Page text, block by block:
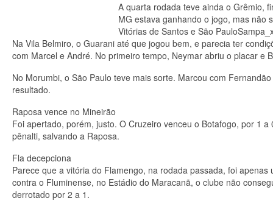
A quarta rodada teve ainda o Grêmio,
MG estava ganhando o jogo, mas não
Vitórias de Santos e São
Na Vila Belmiro, o Guarani até que jogou bem, e parecia ter
com Marcel e André. No primeiro tempo, Neymar abriu o placar e
No Morumbi, o São Paulo teve mais sorte. Marcou com
resultado.
Raposa vence no Mineirão
Foi apertado, porém, justo. O Cruzeiro venceu o Botafogo, por 1
pênalti, salvando a Raposa.
Fla decepciona
Parece que a vitória do Flamengo, na rodada passada, foi
contra o Fluminense, no Estádio do Maracanã, o clube não
derrotado por 2 a 1.